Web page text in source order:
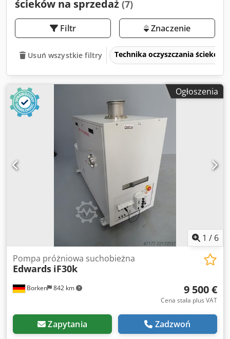
ścieków na sprzedaż (7)
Filtr Znaczenie
Usuń wszystkie filtry Technika oczyszczania ścieków
Ogłoszenia
1 / 6
Borken 842 km
Pompa próżniowa suchobieżna
Edwards iF30k
9 500 €
Cena stała plus VAT
Zapytania Zadzwoń